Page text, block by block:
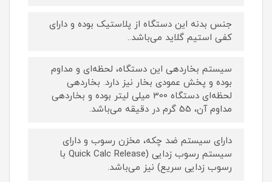
جنس بدنه این دستگاه از پلاستیک بوده و دارای
کفی استيم گلاید می‌باشد..
سیستم بخاردهی این دستگاه، لحظه‌ای و مداوم
بوده و پخش عمودی بخار نیز دارد. بخاردهی
لحظه‌ای دستگاه 300 میلی لیتر بوده و بخاردهی
مداوم آن، 55 گرم در دقیقه می‌باشد.
دارای سیستم ضد چکه، مخزن رسوب و دارای
سیستم رسوب زدایی (Quick Calc Release با
رسوب زدایی سریع) نیز می‌باشد.